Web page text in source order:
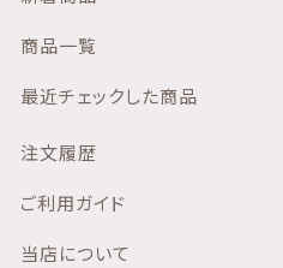
商品一覧
最近チェックした商品
注文履歴
ご利用ガイド
当店について
最近チェックした商品
注文履歴
ご利用ガイド